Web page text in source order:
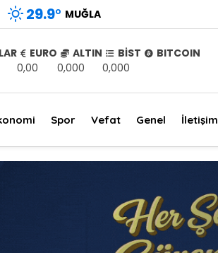
29.9° MUĞLA
EURO
0,00
ALTIN
0,000
BİST
0,000
BITCOIN
Spor Vefat Genel İletişim